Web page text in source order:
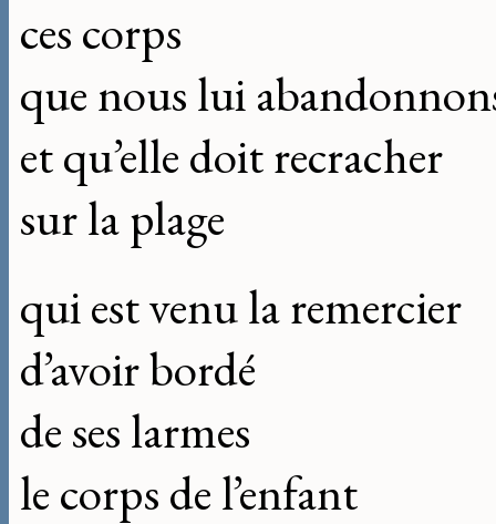
ces corps
que nous lui
et qu’elle doit recracher
sur la plage
qui est venu la remercier
d’avoir bordé
de ses larmes
le corps de l’enfant